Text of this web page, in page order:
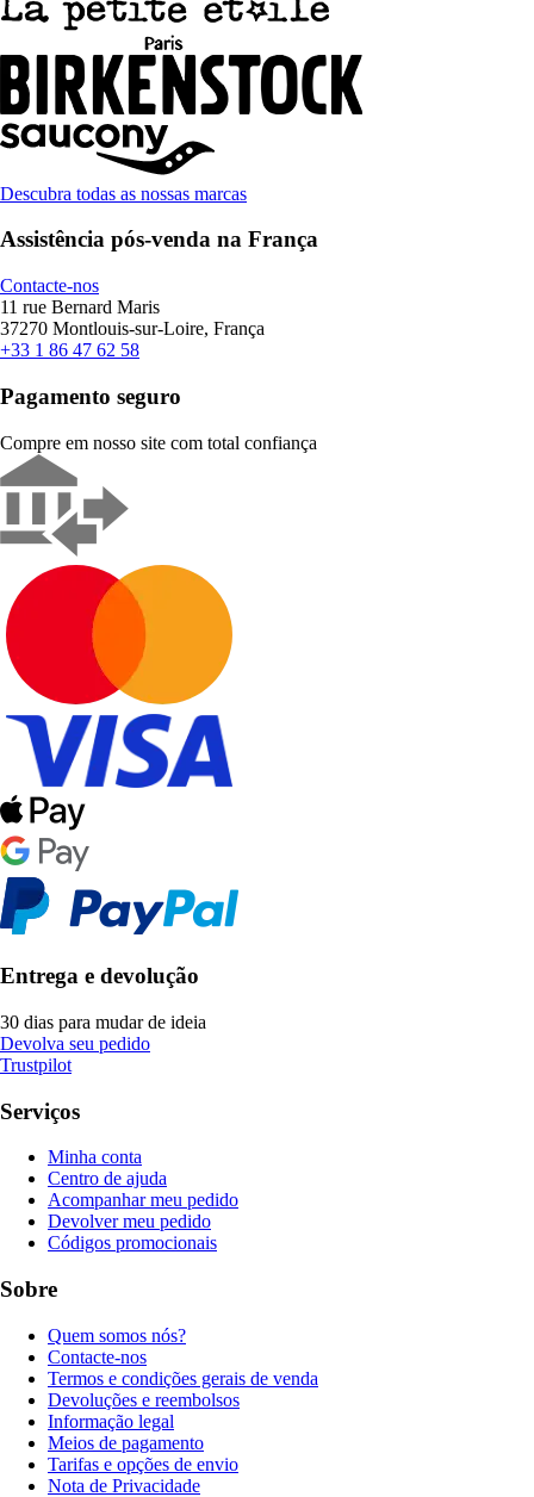
Descubra todas as nossas marcas
Assistência pós-venda na França
Contacte-nos
11 rue Bernard Maris
37270 Montlouis-sur-Loire, França
+33 1 86 47 62 58
Pagamento seguro
Compre em nosso site com total confiança
Entrega e devolução
30 dias para mudar de ideia
Devolva seu pedido
Trustpilot
Serviços
Minha conta
Centro de ajuda
Acompanhar meu pedido
Devolver meu pedido
Códigos promocionais
Sobre
Quem somos nós?
Contacte-nos
Termos e condições gerais de venda
Devoluções e reembolsos
Informação legal
Meios de pagamento
Tarifas e opções de envio
Nota de Privacidade